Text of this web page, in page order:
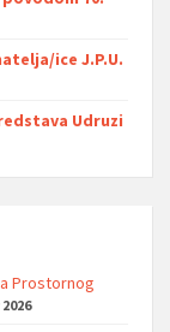
ice J.P.U.
Udruzi
Prostornog